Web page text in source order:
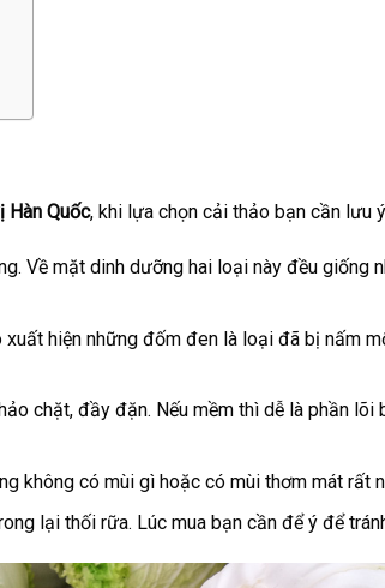
Hàn Quốc, khi lựa chọn cải thảo bạn cần lưu
Về mặt dinh dưỡng hai loại này đều giống
hiện những đốm đen là loại đã bị nấm
chặt, đầy đặn. Nếu mềm thì dễ là phần
không có mùi gì hoặc có mùi thơm mát rất
lại thối rữa. Lúc mua bạn cần để ý để